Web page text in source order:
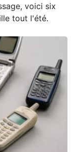
voici six
tout l'été.